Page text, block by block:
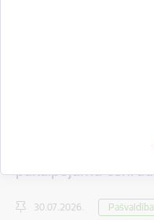
noteikumu projekts
pakalpojumu
30.07.2026.